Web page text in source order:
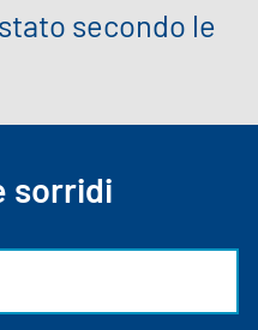
secondo le
sorridi